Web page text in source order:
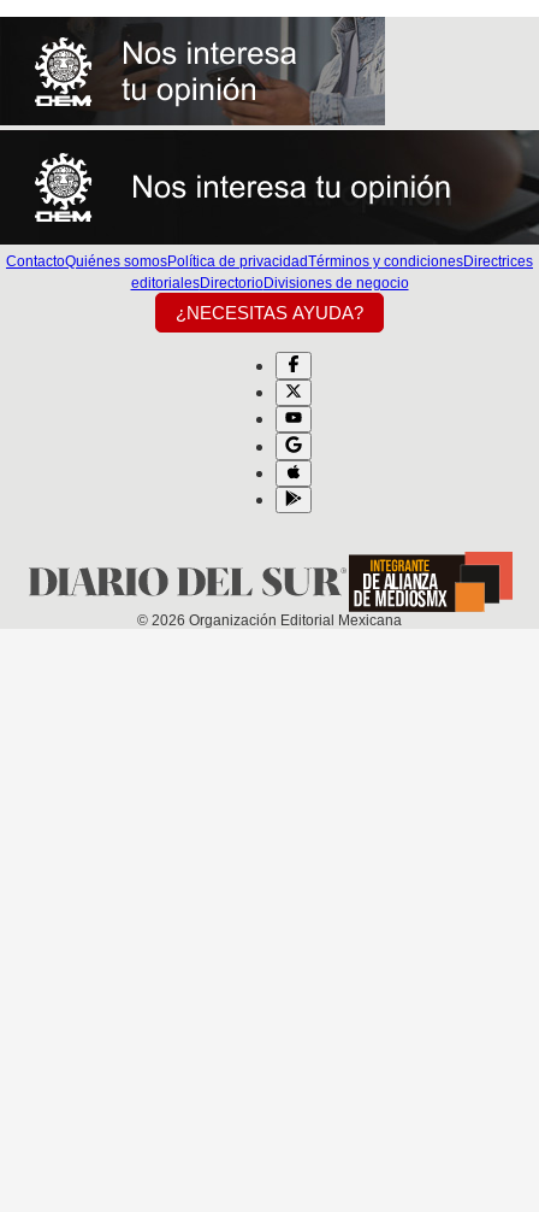
ContactoQuiénes somosPolítica de privacidadTérminos y condicionesDirectrices
editorialesDirectorioDivisiones de negocio
¿NECESITAS AYUDA?
© 2026 Organización Editorial Mexicana